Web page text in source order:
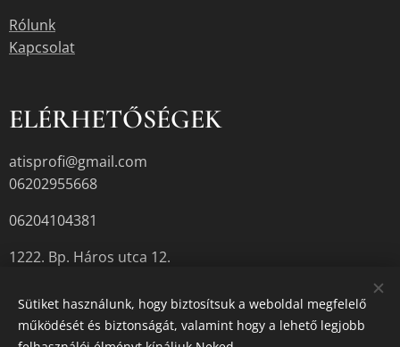
Rólunk
Kapcsolat
ELÉRHETŐSÉGEK
atisprofi@gmail.com
06202955668
06204104381
1222. Bp. Háros utca 12.
A termékek aktuális készletéről érdeklődjön az üzletben, vagy a
Sütiket használunk, hogy biztosítsuk a weboldal megfelelő
működését és biztonságát, valamint hogy a lehető legjobb